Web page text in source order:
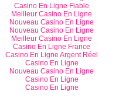
Casino En Ligne Fiable
Meilleur Casino En Ligne
Nouveau Casino En Ligne
Nouveau Casino En Ligne
Meilleur Casino En Ligne
Casino En Ligne France
Casino En Ligne Argent Réel
Casino En Ligne
Nouveau Casino En Ligne
Casino En Ligne
Casino En Ligne